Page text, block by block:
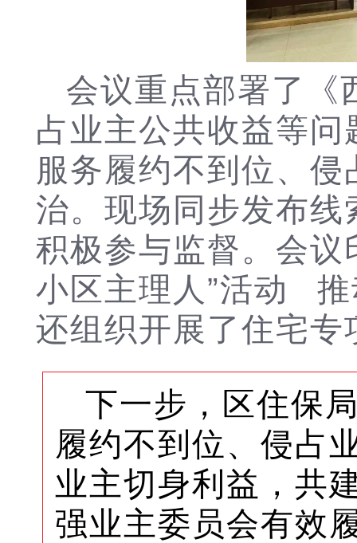
会议重点部署了《
占业主公共收益等
服务履约不到位、
治。 现场同步发布线
积极参与监督。 会议
小区主理人”活动
还组织开展了住宅
下一步，区住保
履约不到位、侵占
业主切身利益，共
强业主委员会有效